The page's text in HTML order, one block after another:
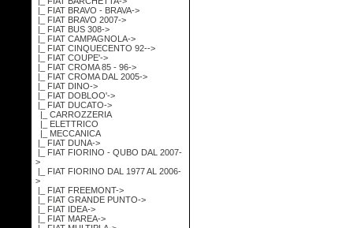
|_ FIAT BRAVO - BRAVA->
|_ FIAT BRAVO 2007->
|_ FIAT BUS 308->
|_ FIAT CAMPAGNOLA->
|_ FIAT CINQUECENTO 92-->
|_ FIAT COUPE'->
|_ FIAT CROMA 85 - 96->
|_ FIAT CROMA DAL 2005->
|_ FIAT DINO->
|_ FIAT DOBLOO'->
|_ FIAT DUCATO->
|_ CARROZZERIA
|_ ELETTRICO
|_ MECCANICA
|_ FIAT DUNA->
|_ FIAT FIORINO - QUBO DAL 2007-
>
|_ FIAT FIORINO DAL 1977 AL 2006-
>
|_ FIAT FREEMONT->
|_ FIAT GRANDE PUNTO->
|_ FIAT IDEA->
|_ FIAT MAREA->